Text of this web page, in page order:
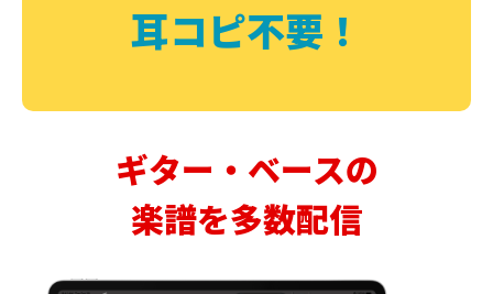
耳コピ不要！
ギター・ベースの
楽譜を多数配信